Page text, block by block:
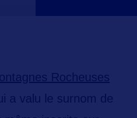
Rocheuses
a valu le surnom de